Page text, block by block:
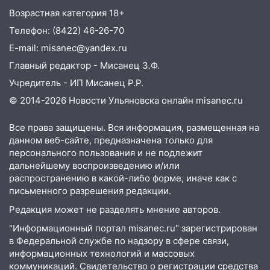
13:08 Ураган ударил по Ульяновску:
сорванные крыши, поваленные деревья,
затопленные улицы и остановившиеся
трамваи
12:17 Ульяновск накрыл крупный град:
после ливня город снова уходит под
воду
ДТП с шестилетним ребёнком на улице
Федерации
12:01 Пьяная женщина сбила
шестилетнего ребёнка на улице
Федерации: возбуждено уголовное дело
11:16
В Ульяновске ищут 37-летнего
мужчину, пропавшего ещё 19 июля
10:30 От мотофристайла до прогулки с
хаски: куда сходить в Ульяновской
Возрастная категория 18+
Телефон: (8422) 46-26-70
E-mail: misanec@yandex.ru
Главный редактор - Мисанец З.Ф.
Учредитель - ИП Мисанец Р.Р.
© 2014-2026 Новости Ульяновска онлайн misanec.ru
Все права защищены. Вся информация, размещенная на
данном веб-сайте, предназначена только для
персонального пользования и не подлежит
дальнейшему воспроизведению и/или
распространению в какой-либо форме, иначе как с
письменного разрешения редакции.
Редакция может не разделять мнение авторов.
"Информационный портал misanec.ru" зарегистрирован
в Федеральной службе по надзору в сфере связи,
информационных технологий и массовых
коммуникаций. Свидетельство о регистрации средства